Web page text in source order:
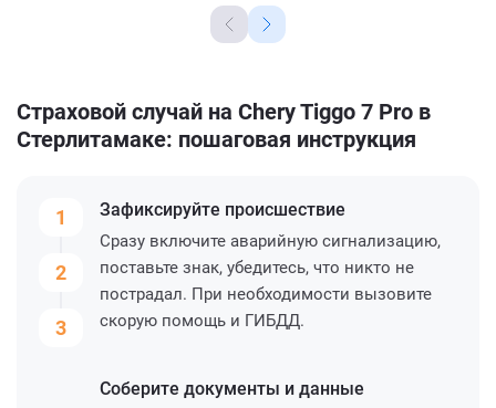
Страховой случай на Chery Tiggo 7 Pro в
Стерлитамаке: пошаговая инструкция
1
2
3
Зафиксируйте происшествие
Сразу включите аварийную сигнализацию,
поставьте знак, убедитесь, что никто не
пострадал. При необходимости вызовите
скорую помощь и ГИБДД.
Соберите документы и данные